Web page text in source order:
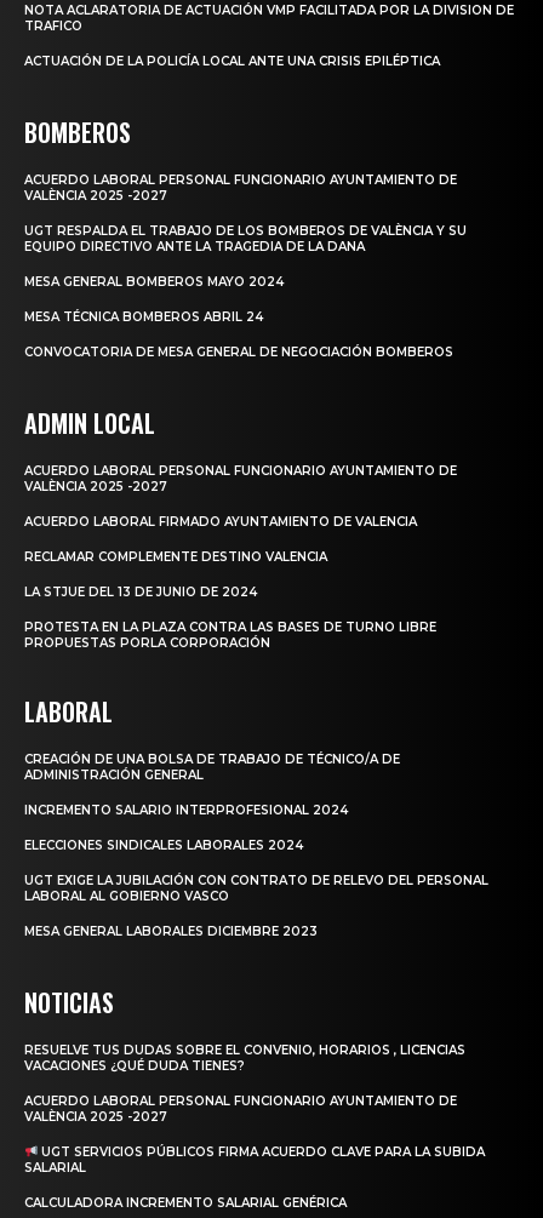
NOTA ACLARATORIA DE ACTUACIÓN VMP FACILITADA POR LA DIVISION DE
TRAFICO
ACTUACIÓN DE LA POLICÍA LOCAL ANTE UNA CRISIS EPILÉPTICA
BOMBEROS
ACUERDO LABORAL PERSONAL FUNCIONARIO AYUNTAMIENTO DE
VALÈNCIA 2025 -2027
UGT RESPALDA EL TRABAJO DE LOS BOMBEROS DE VALÈNCIA Y SU
EQUIPO DIRECTIVO ANTE LA TRAGEDIA DE LA DANA
MESA GENERAL BOMBEROS MAYO 2024
MESA TÉCNICA BOMBEROS ABRIL 24
CONVOCATORIA DE MESA GENERAL DE NEGOCIACIÓN BOMBEROS
ADMIN LOCAL
ACUERDO LABORAL PERSONAL FUNCIONARIO AYUNTAMIENTO DE
VALÈNCIA 2025 -2027
ACUERDO LABORAL FIRMADO AYUNTAMIENTO DE VALENCIA
RECLAMAR COMPLEMENTE DESTINO VALENCIA
LA STJUE DEL 13 DE JUNIO DE 2024
PROTESTA EN LA PLAZA CONTRA LAS BASES DE TURNO LIBRE
PROPUESTAS PORLA CORPORACIÓN
LABORAL
CREACIÓN DE UNA BOLSA DE TRABAJO DE TÉCNICO/A DE
ADMINISTRACIÓN GENERAL
INCREMENTO SALARIO INTERPROFESIONAL 2024
ELECCIONES SINDICALES LABORALES 2024
UGT EXIGE LA JUBILACIÓN CON CONTRATO DE RELEVO DEL PERSONAL
LABORAL AL GOBIERNO VASCO
MESA GENERAL LABORALES DICIEMBRE 2023
NOTICIAS
RESUELVE TUS DUDAS SOBRE EL CONVENIO, HORARIOS , LICENCIAS
VACACIONES ¿QUÉ DUDA TIENES?
ACUERDO LABORAL PERSONAL FUNCIONARIO AYUNTAMIENTO DE
VALÈNCIA 2025 -2027
UGT SERVICIOS PÚBLICOS FIRMA ACUERDO CLAVE PARA LA SUBIDA
SALARIAL
CALCULADORA INCREMENTO SALARIAL GENÉRICA